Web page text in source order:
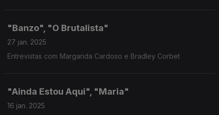
"Banzo", "O Brutalista"
27 jan. 2025
Entrevistas com Margarida Cardoso e Bradley Corbet
"Ainda Estou Aqui", "Maria"
16 jan. 2025